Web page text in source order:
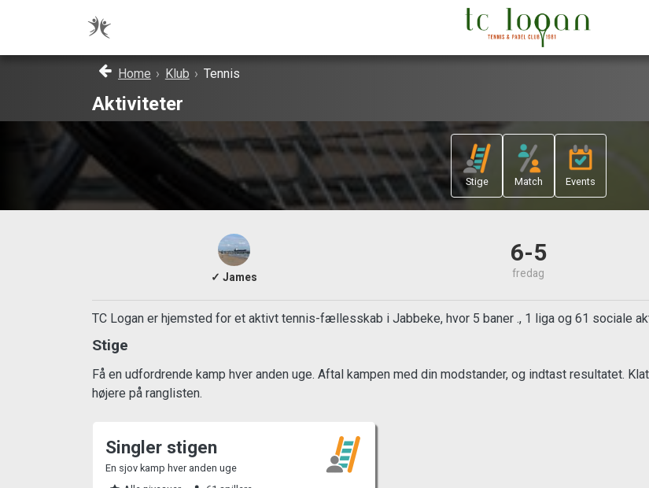
Home › Klub › Tennis
Aktiviteter
Stige Match Events
✓ James
6-5
fredag
TC Logan er hjemsted for et aktivt tennis-fællesskab i Jabbeke, hvor 5 baner ., 1 liga og 61 sociale
Stige
Få en udfordrende kamp hver anden uge. Aftal kampen med din modstander, og indtast resultatet.
højere på ranglisten.
Singler stigen
En sjov kamp hver anden uge